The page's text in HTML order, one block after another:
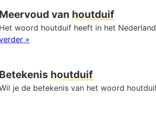
Meervoud van houtduif
Het woord houtduif heeft in het
»
Betekenis houtduif
je de betekenis van het woord